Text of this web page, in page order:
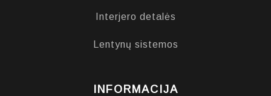
Interjero detalės
Lentynų sistemos
INFORMACIJA